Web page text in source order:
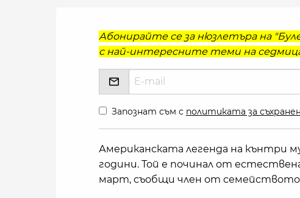
Абонирайте се за нюзлетъра на
с най-интересните теми на
Запознат съм с политиката за
Американската легенда на кънтри
години. Той е починал от
март, съобщи член от